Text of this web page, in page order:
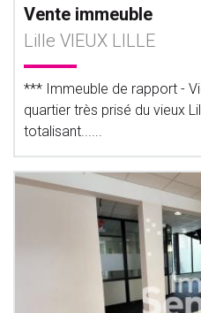
Vente immeuble
Lille VIEUX LILLE
*** Immeuble de rapport -
quartier très prisé du vieux
totalisant......